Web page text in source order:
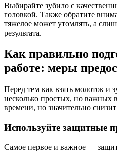
Выбирайте зубило с
головкой. Также обратите
тяжелое может утомлять, а
результата.
Как правильно
работе: меры
Перед тем как взять молоток и
несколько простых, но важных
времени, но значительно
Используйте защитные
Самое первое и важное —